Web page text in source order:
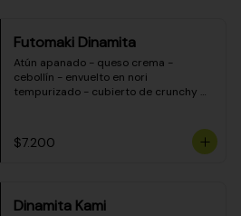
Futomaki Dinamita
Atún apanado - queso crema -
cebollín - envuelto en nori
tempurizado - cubierto de crunchy
$7.200
Dinamita Kami